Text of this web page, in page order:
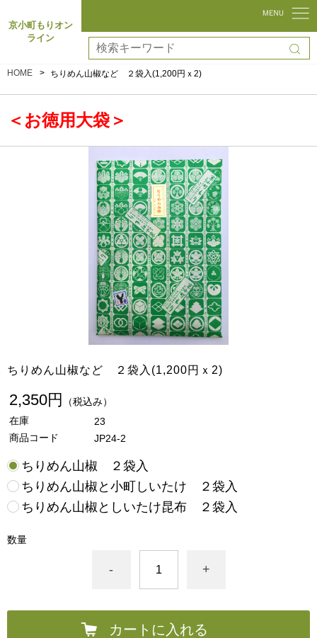
京小町もりオン
ライン
HOME ちりめん山椒など ２袋入(1,200円ｘ2)
＜お徳用大袋＞
ちりめん山椒など ２袋入(1,200円ｘ2)
2,350円
（税込み）
在庫
23
商品コード
JP24-2
ちりめん山椒 ２袋入
ちりめん山椒と小町しいたけ ２袋入
ちりめん山椒としいたけ昆布 ２袋入
数量
- +
カートに入れる